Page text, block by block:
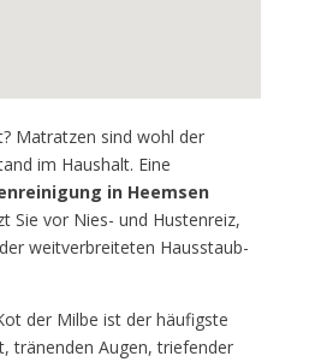
Matratzen sind wohl der
im Haushalt. Eine
in Heemsen
Sie vor Nies- und Hustenreiz,
weitverbreiteten Hausstaub-
der Milbe ist der häufigste
tränenden Augen, triefender